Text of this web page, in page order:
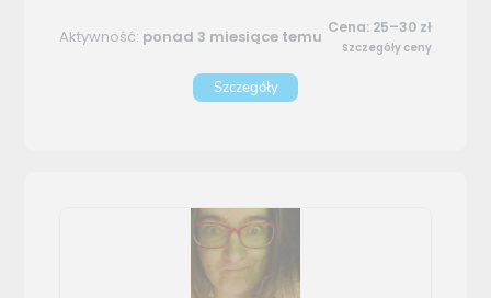
Aktywność: ponad 3 miesiące temu Cena: 25–30 zł
Szczegóły ceny
Szczegóły